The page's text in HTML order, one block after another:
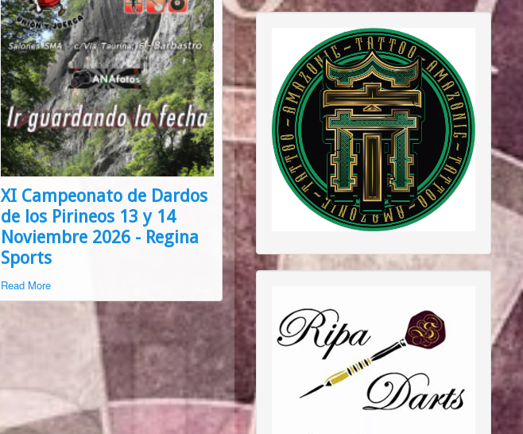
XI Campeonato de Dardos
de los Pirineos 13 y 14
Noviembre 2026 - Regina
Sports
Read More